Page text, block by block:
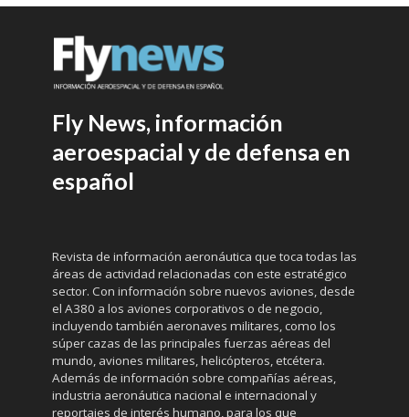
Fly News, información
aeroespacial y de defensa en
español
Revista de información aeronáutica que toca todas las
áreas de actividad relacionadas con este estratégico
sector. Con información sobre nuevos aviones, desde
el A380 a los aviones corporativos o de negocio,
incluyendo también aeronaves militares, como los
súper cazas de las principales fuerzas aéreas del
mundo, aviones militares, helicópteros, etcétera.
Además de información sobre compañías aéreas,
industria aeronáutica nacional e internacional y
reportajes de interés humano, para los que